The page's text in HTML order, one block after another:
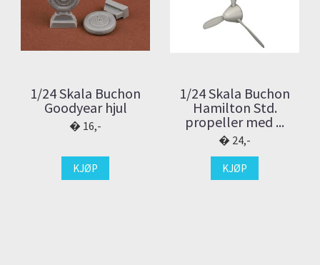
1/24 Skala Buchon
Goodyear hjul
16,-
KJØP
1/24 Skala Buchon
Hamilton Std.
propeller med ...
24,-
KJØP